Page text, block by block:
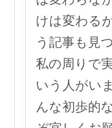
けは変わる
う記事も見
私の周りで
いう人がい
んな初歩的